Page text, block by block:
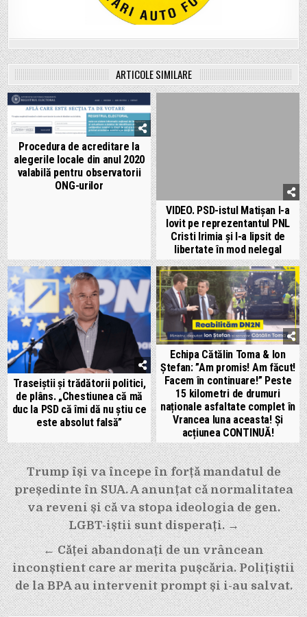
ARTICOLE SIMILARE
Procedura de acreditare la
alegerile locale din anul 2020
valabilă pentru observatorii
ONG-urilor
VIDEO. PSD-istul Matișan l-a
lovit pe reprezentantul PNL
Cristi Irimia și l-a lipsit de
libertate în mod nelegal
Traseiștii și trădătorii politici,
de plâns. „Chestiunea că mă
duc la PSD că îmi dă nu ştiu ce
este absolut falsă”
Echipa Cătălin Toma & Ion
Ștefan: ”Am promis! Am făcut!
Facem în continuare!” Peste
15 kilometri de drumuri
naționale asfaltate complet în
Vrancea luna aceasta! Și
acțiunea CONTINUĂ!
Navigare
în
articole
Trump își va începe în forță mandatul de
președinte în SUA. A anunțat că normalitatea
va reveni și că va stopa ideologia de gen.
LGBT-iștii sunt disperați. →
← Căței abandonați de un vrâncean
inconștient care ar merita pușcăria. Polițiștii
de la BPA au intervenit prompt și i-au salvat.